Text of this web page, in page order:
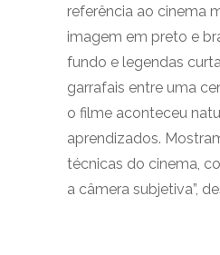
referência ao cinema
imagem em preto e
fundo e legendas
garrafais entre uma
o filme aconteceu
aprendizados.
técnicas do cinema,
a câmera subjetiva”,